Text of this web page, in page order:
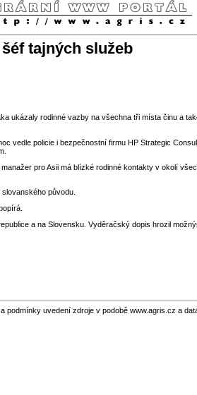
tajných služeb
rodinné vazby na všechna tři místa činu a
policie i bezpečnostní firmu HP Strategic
pro Asii má blízké rodinné kontakty v okolí
původu.
a na Slovensku. Vyděračský dopis hrozil
uvedení zdroje v podobě www.agris.cz a